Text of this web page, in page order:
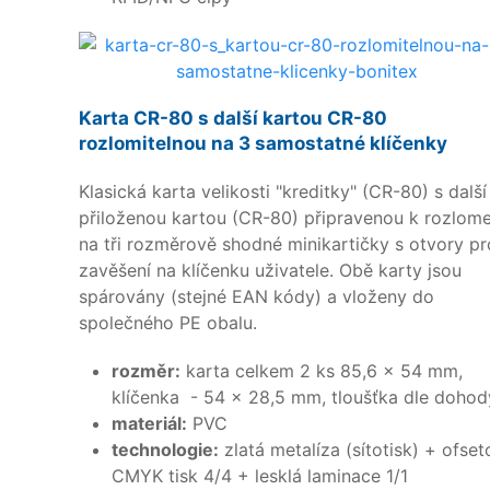
Karta CR-80 s další kartou CR-80
rozlomitelnou na 3 samostatné klíčenky
Klasická karta velikosti "kreditky" (CR-80) s další
přiloženou kartou (CR-80) připravenou k
na tři rozměrově shodné minikartičky s otvory
zavěšení na klíčenku uživatele. Obě karty jsou
spárovány (stejné EAN kódy) a vloženy do
společného PE obalu.
rozměr: karta celkem 2 ks 85,6 x 54 mm,
klíčenka - 54 x 28,5 mm, tloušťka dle
materiál: PVC
technologie: zlatá metalíza (sítotisk) +
CMYK tisk 4/4 + lesklá laminace 1/1